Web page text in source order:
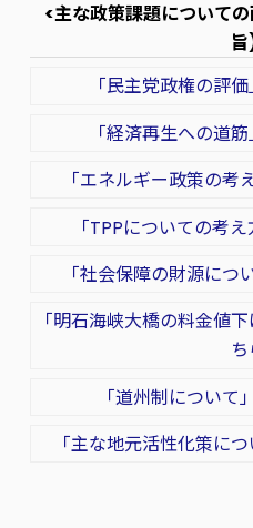
<主な政策課題について
「民主党政権の評
「経済再生への道
「エネルギー政策の考
「TPPについての考
「社会保障の財源につ
「明石海峡大橋の料金値
ち
「道州制について
「主な地元活性化策に